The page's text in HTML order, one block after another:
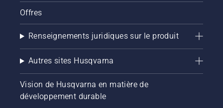
Offres
Renseignements juridiques sur le produit
Autres sites Husqvarna
Vision de Husqvarna en matière de
développement durable